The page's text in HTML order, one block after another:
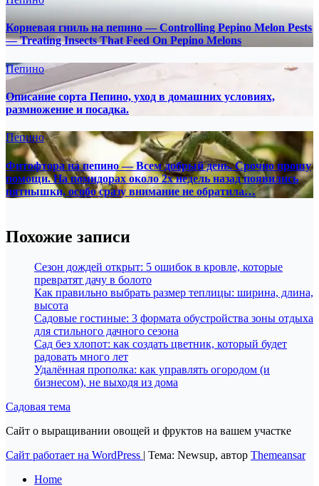
Корневая гниль на пепино — Controlling Pepino Melon Pests
— Treating Insects That Feed On Pepino Melons
Пепино
Описание сорта Пепино, уход в домашних условиях,
размножение и посадка.
Пепино
Фитофтора на пепино — Всем добрый день. Срочно прошу
помощи. На помидорах около 2х недель назад появились
пятнышки, особо сразу внимание не обратила…
Похожие записи
Сезон дождей открыт: 5 ошибок в кровле, которые
превратят дачу в болото
Как правильно выбрать размер теплицы: ширина, длина,
высота
Садовые гостиные: 3 формата обустройства зоны отдыха
для стильного дачного сезона
Сад без хлопот: как создать цветник, который будет
радовать много лет
Удалённая прополка: как управлять огородом (и
бизнесом), не выходя из дома
Садовая тема
Сайт о выращивании овощей и фруктов на вашем участке
Сайт работает на WordPress | Тема: Newsup, автор Themeansar
Home